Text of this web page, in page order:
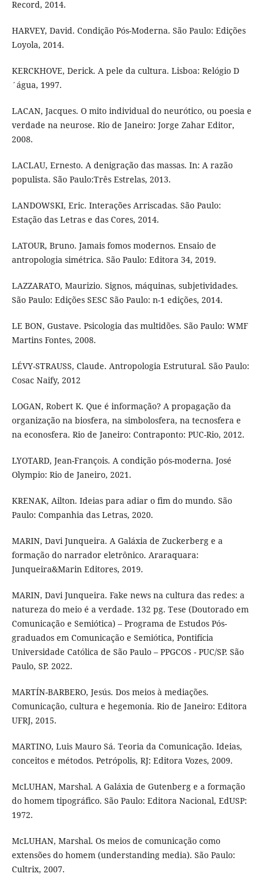
Record, 2014.
HARVEY, David. Condição Pós-Moderna. São Paulo: Edições
Loyola, 2014.
KERCKHOVE, Derick. A pele da cultura. Lisboa: Relógio D
´água, 1997.
LACAN, Jacques. O mito individual do neurótico, ou poesia e
verdade na neurose. Rio de Janeiro: Jorge Zahar Editor,
2008.
LACLAU, Ernesto. A denigração das massas. In: A razão
populista. São Paulo:Três Estrelas, 2013.
LANDOWSKI, Eric. Interações Arriscadas. São Paulo:
Estação das Letras e das Cores, 2014.
LATOUR, Bruno. Jamais fomos modernos. Ensaio de
antropologia simétrica. São Paulo: Editora 34, 2019.
LAZZARATO, Maurizio. Signos, máquinas, subjetividades.
São Paulo: Edições SESC São Paulo: n-1 edições, 2014.
LE BON, Gustave. Psicologia das multidões. São Paulo: WMF
Martins Fontes, 2008.
LÉVY-STRAUSS, Claude. Antropologia Estrutural. São Paulo:
Cosac Naify, 2012
LOGAN, Robert K. Que é informação? A propagação da
organização na biosfera, na simbolosfera, na tecnosfera e
na econosfera. Rio de Janeiro: Contraponto: PUC-Rio, 2012.
LYOTARD, Jean-François. A condição pós-moderna. José
Olympio: Rio de Janeiro, 2021.
KRENAK, Ailton. Ideias para adiar o fim do mundo. São
Paulo: Companhia das Letras, 2020.
MARIN, Davi Junqueira. A Galáxia de Zuckerberg e a
formação do narrador eletrônico. Araraquara:
Junqueira&Marin Editores, 2019.
MARIN, Davi Junqueira. Fake news na cultura das redes: a
natureza do meio é a verdade. 132 pg. Tese (Doutorado em
Comunicação e Semiótica) – Programa de Estudos Pós-
graduados em Comunicação e Semiótica, Pontifícia
Universidade Católica de São Paulo – PPGCOS - PUC/SP. São
Paulo, SP. 2022.
MARTÍN-BARBERO, Jesús. Dos meios à mediações.
Comunicação, cultura e hegemonia. Rio de Janeiro: Editora
UFRJ, 2015.
MARTINO, Luis Mauro Sá. Teoria da Comunicação. Ideias,
conceitos e métodos. Petrópolis, RJ: Editora Vozes, 2009.
McLUHAN, Marshal. A Galáxia de Gutenberg e a formação
do homem tipográfico. São Paulo: Editora Nacional, EdUSP:
1972.
McLUHAN, Marshal. Os meios de comunicação como
extensões do homem (understanding media). São Paulo:
Cultrix, 2007.